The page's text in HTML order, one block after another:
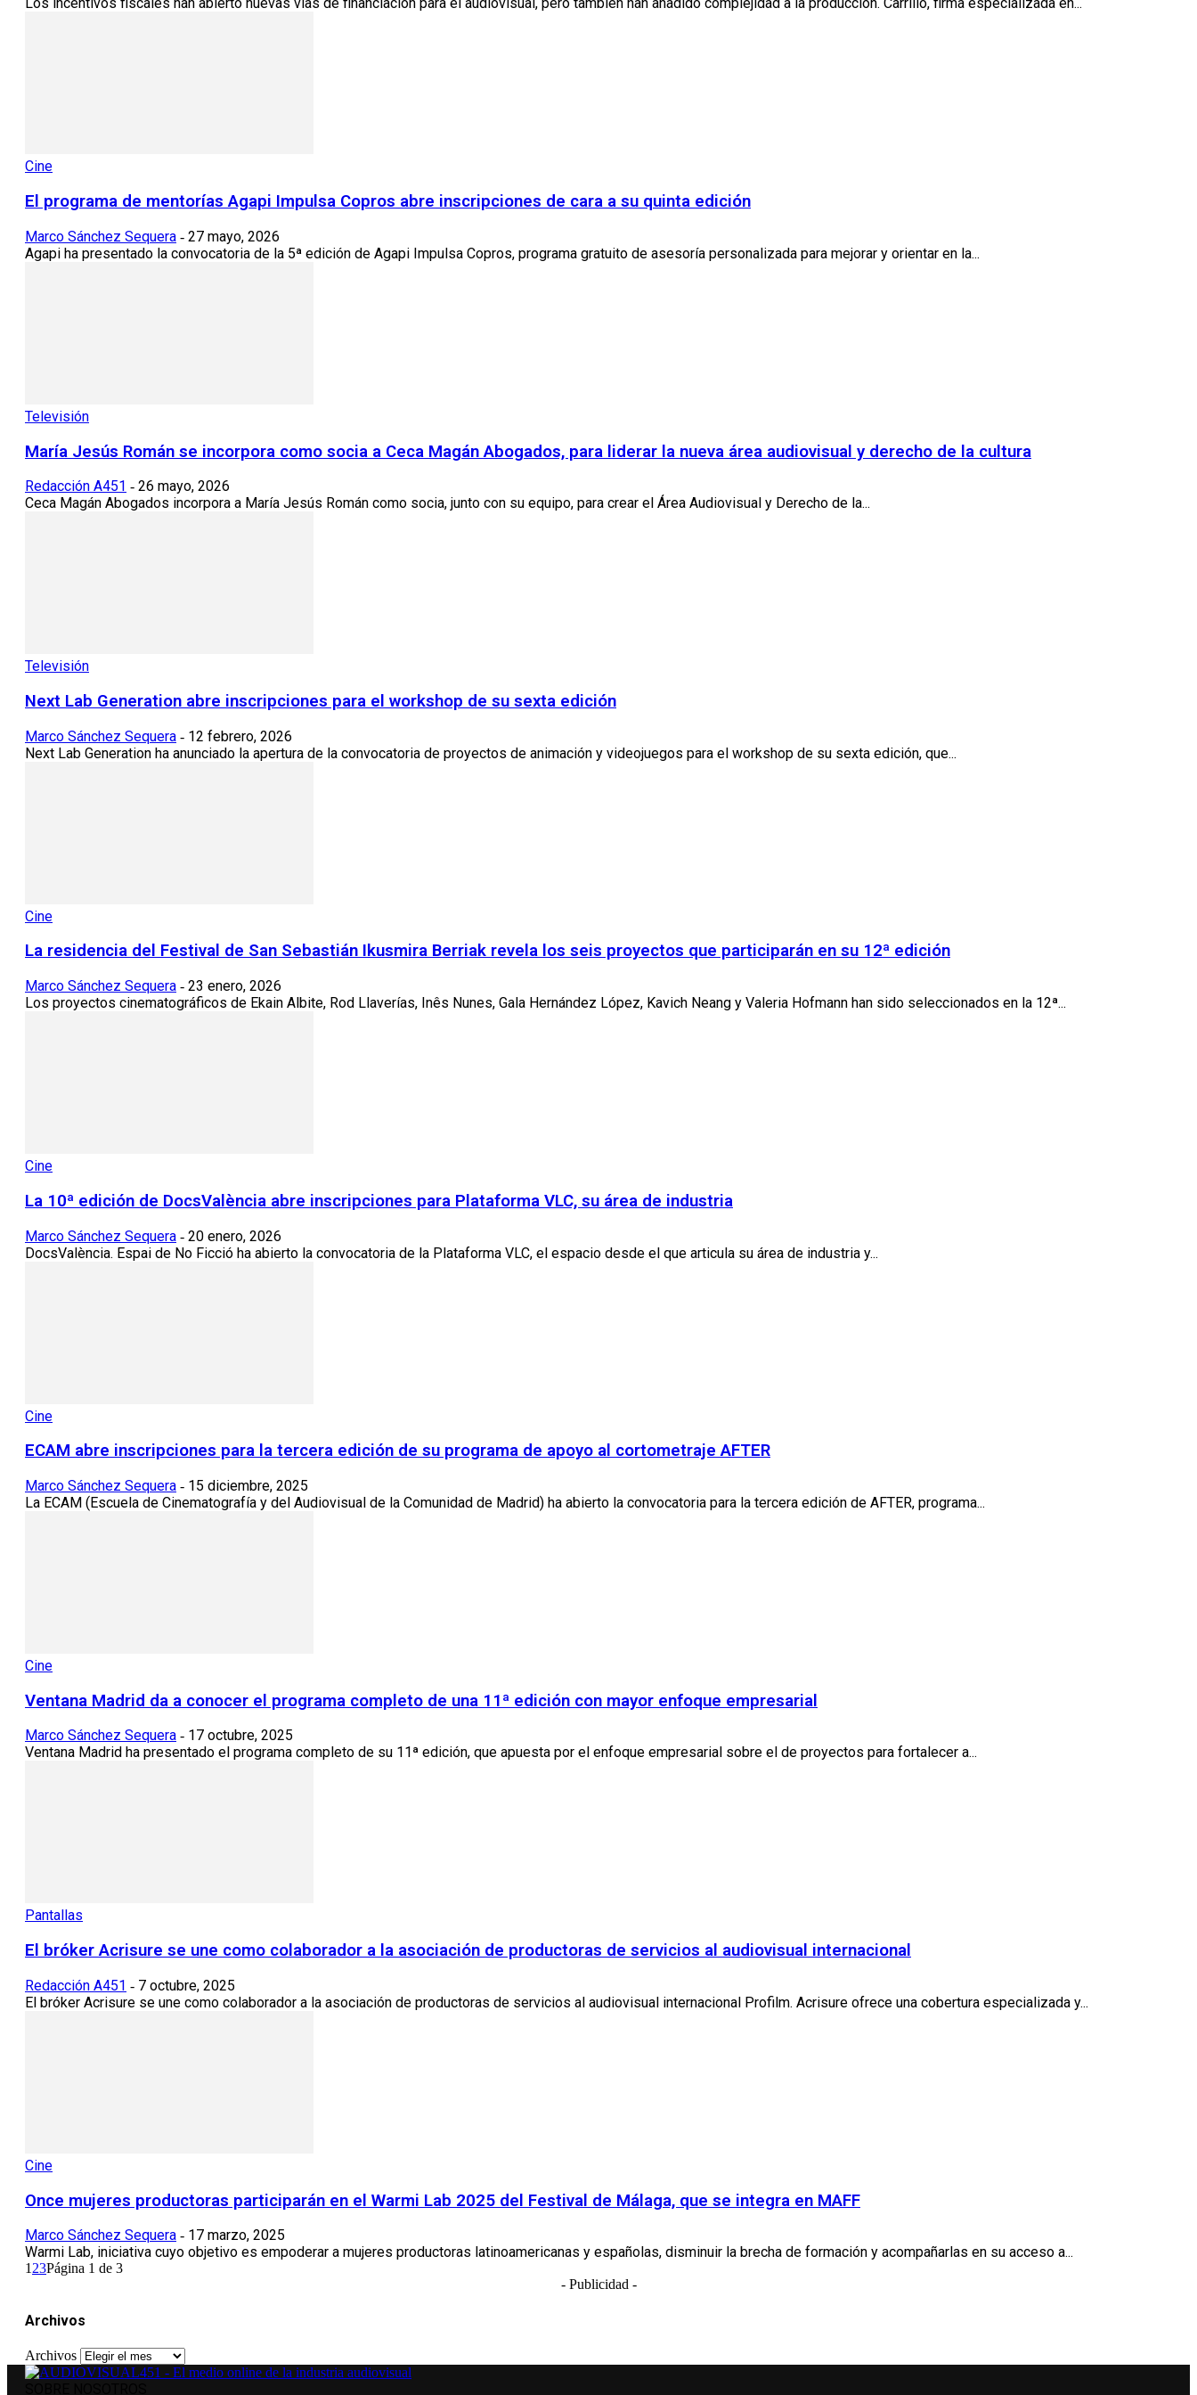
Los incentivos fiscales han abierto nuevas vías de financiación para el audiovisual, pero también han añadido complejidad a la producción. Carrillo, firma especializada en...
Cine
El programa de mentorías Agapi Impulsa Copros abre inscripciones de cara a su quinta edición
Marco Sánchez Sequera - 27 mayo, 2026
Agapi ha presentado la convocatoria de la 5ª edición de Agapi Impulsa Copros, programa gratuito de asesoría personalizada para mejorar y orientar en la...
Televisión
María Jesús Román se incorpora como socia a Ceca Magán Abogados, para liderar la nueva área audiovisual y derecho de la cultura
Redacción A451 - 26 mayo, 2026
Ceca Magán Abogados incorpora a María Jesús Román como socia, junto con su equipo, para crear el Área Audiovisual y Derecho de la...
Televisión
Next Lab Generation abre inscripciones para el workshop de su sexta edición
Marco Sánchez Sequera - 12 febrero, 2026
Next Lab Generation ha anunciado la apertura de la convocatoria de proyectos de animación y videojuegos para el workshop de su sexta edición, que...
Cine
La residencia del Festival de San Sebastián Ikusmira Berriak revela los seis proyectos que participarán en su 12ª edición
Marco Sánchez Sequera - 23 enero, 2026
Los proyectos cinematográficos de Ekain Albite, Rod Llaverías, Inês Nunes, Gala Hernández López, Kavich Neang y Valeria Hofmann han sido seleccionados en la 12ª...
Cine
La 10ª edición de DocsValència abre inscripciones para Plataforma VLC, su área de industria
Marco Sánchez Sequera - 20 enero, 2026
DocsValència. Espai de No Ficció ha abierto la convocatoria de la Plataforma VLC, el espacio desde el que articula su área de industria y...
Cine
ECAM abre inscripciones para la tercera edición de su programa de apoyo al cortometraje AFTER
Marco Sánchez Sequera - 15 diciembre, 2025
La ECAM (Escuela de Cinematografía y del Audiovisual de la Comunidad de Madrid) ha abierto la convocatoria para la tercera edición de AFTER, programa...
Cine
Ventana Madrid da a conocer el programa completo de una 11ª edición con mayor enfoque empresarial
Marco Sánchez Sequera - 17 octubre, 2025
Ventana Madrid ha presentado el programa completo de su 11ª edición, que apuesta por el enfoque empresarial sobre el de proyectos para fortalecer a...
Pantallas
El bróker Acrisure se une como colaborador a la asociación de productoras de servicios al audiovisual internacional
Redacción A451 - 7 octubre, 2025
El bróker Acrisure se une como colaborador a la asociación de productoras de servicios al audiovisual internacional Profilm. Acrisure ofrece una cobertura especializada y...
Cine
Once mujeres productoras participarán en el Warmi Lab 2025 del Festival de Málaga, que se integra en MAFF
Marco Sánchez Sequera - 17 marzo, 2025
Warmi Lab, iniciativa cuyo objetivo es empoderar a mujeres productoras latinoamericanas y españolas, disminuir la brecha de formación y acompañarlas en su acceso a...
1 23Página 1 de 3
- Publicidad -
Archivos
Archivos